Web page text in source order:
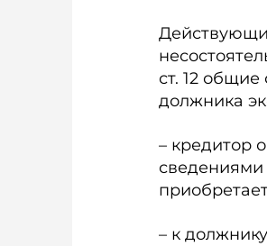
ст. 12
должника
– кредитор
сведениями
– к